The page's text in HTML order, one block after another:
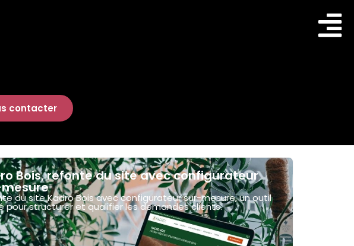
contacter
Bois, refonte du site avec configurateur
du site Kadro Bois avec configurateur sur-mesure, un outil
pour structurer et qualifier les demandes clients.